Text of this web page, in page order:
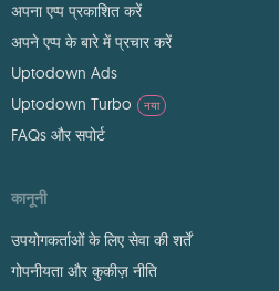
अपना एप्प प्रकाशित करें
अपने एप्प के बारे में प्रचार करें
Uptodown Ads
Uptodown Turbo
नया
FAQs और सपोर्ट
कानूनी
उपयोगकर्ताओं के लिए सेवा की शर्तें
गोपनीयता और कुकीज़ नीति